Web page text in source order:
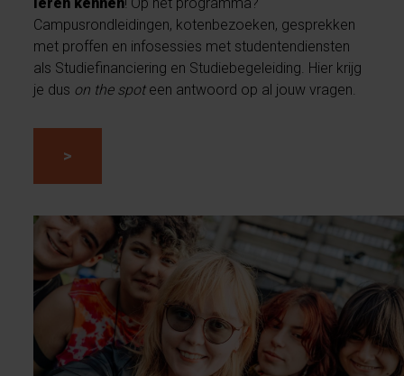
Campusrondleidingen, kotenbezoeken, gesprekken
met proffen en infosessies met studentendiensten
als Studiefinanciering en Studiebegeleiding. Hier krijg
je dus on the spoteen antwoord op al jouw vragen.
>